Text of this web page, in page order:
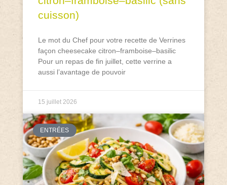
cuisson)
Le mot du Chef pour votre recette de Verrines
façon cheesecake citron–framboise–basilic
Pour un repas de fin juillet, cette verrine a
aussi l’avantage de pouvoir
15 juillet 2026
ENTRÉES